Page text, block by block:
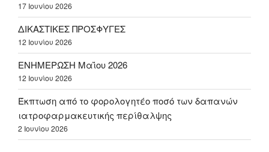
17 Ιουνίου 2026
ΔΙΚΑΣΤΙΚΕΣ ΠΡΟΣΦΥΓΕΣ
12 Ιουνίου 2026
ΕΝΗΜΕΡΩΣΗ Μαΐου 2026
12 Ιουνίου 2026
Έκπτωση από το φορολογητέο ποσό των δαπανών
ιατροφαρμακευτικής περίθαλψης
2 Ιουνίου 2026